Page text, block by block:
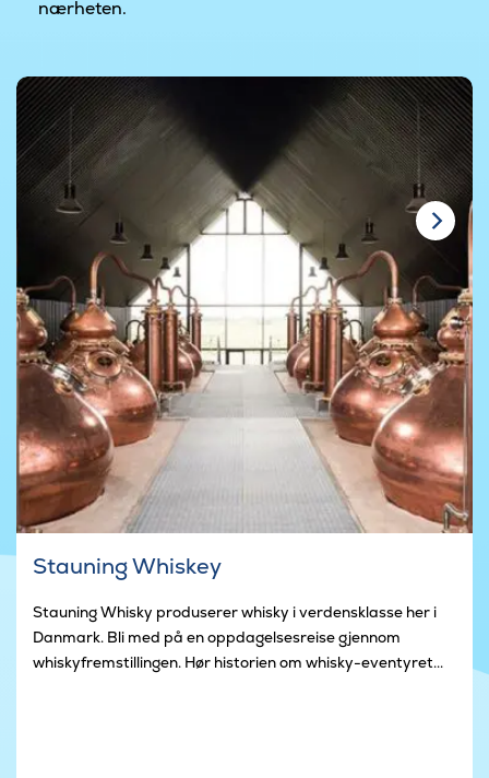
nærheten.
Stauning Whiskey
Stauning Whisky produserer whisky i verdensklasse her i
Danmark. Bli med på en oppdagelsesreise gjennom
whiskyfremstillingen. Hør historien om whisky-eventyret...